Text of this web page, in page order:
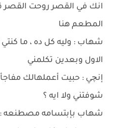
انك في القصر روحت القصر
المطعم هنا
شهاب : وليه كل ده ، ما
الاول وبعدين تكلمني
إنچي : حبيت أعملهالك
شوفتني ولا ايه ؟
شهاب بإبتسامه مصطنعه :